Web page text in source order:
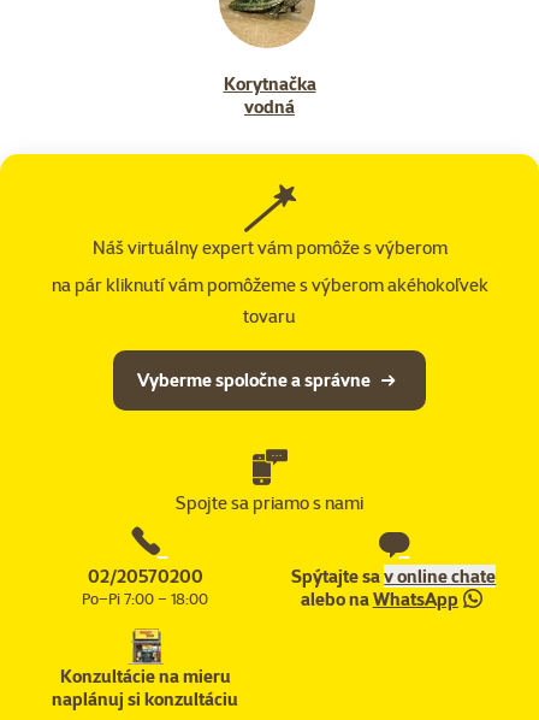
Korytnačka
vodná
Náš virtuálny expert vám pomôže s výberom
na pár kliknutí vám pomôžeme s výberom akéhokoľvek
tovaru
Vyberme spoločne a správne
Spojte sa priamo s nami
02/20570200
Po–Pi 7:00 – 18:00
Spýtajte sav online chate
alebo naWhatsApp
Konzultácie na mieru
naplánuj si konzultáciu